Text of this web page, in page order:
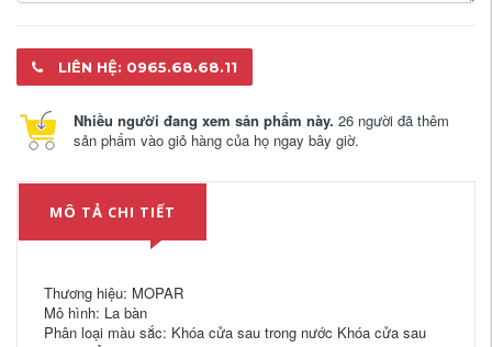
LIÊN HỆ: 0965.68.68.11
Nhiều người đang xem sản phẩm này. 26 người đã thêm
sản phẩm vào giỏ hàng của họ ngay bây giờ.
MÔ TẢ CHI TIẾT
Thương hiệu: MOPAR
Mô hình: La bàn
Phân loại màu sắc: Khóa cửa sau trong nước Khóa cửa sau